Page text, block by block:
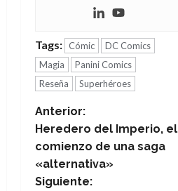
Tags: Cómic
DC Comics
Magia
Panini Comics
Reseña
Superhéroes
N
a
v
Anterior:
Heredero del Imperio, el
comienzo de una saga
«alternativa»
Siguiente: